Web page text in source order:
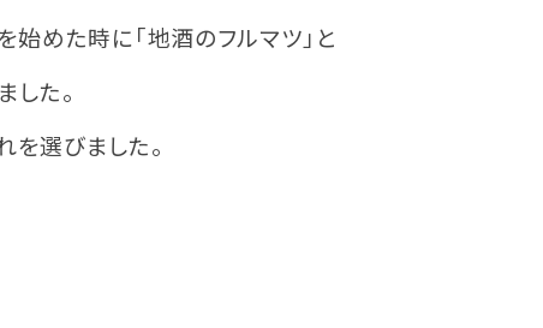
始めた時に「地酒のフルマツ」と
した。
選びました。